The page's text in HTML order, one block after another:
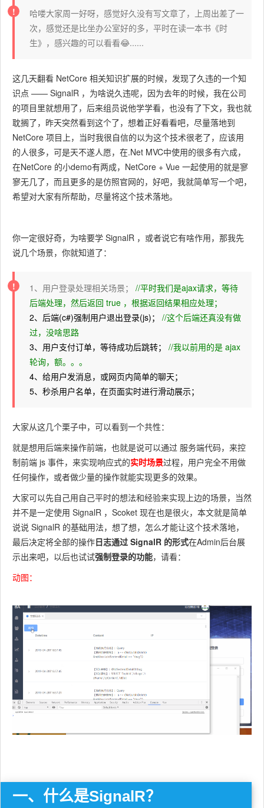
哈喽大家周一好呀，感觉好久没有写文章了，上周出差了一
次，感觉还是比坐办公室好的多，平时在读一本书《时
生》，感兴趣的可以看看😂......
这几天翻看 NetCore 相关知识扩展的时候，发现了久违的一个知
识点 —— SignalR ，为啥说久违呢，因为去年的时候，我在公司
的项目里就想用了，后来组员说他学学看，也没有了下文，我也就
耽搁了，昨天突然看到这个了，想着正好看看吧，尽量落地到
NetCore 项目上，当时我很自信的以为这个技术很老了，应该用
的人很多，可是天不遂人愿，在.Net MVC中使用的很多有六成，
在NetCore 的小demo有两成，NetCore + Vue 一起使用的就是寥
寥无几了，而且更多的是仿照官网的，好吧，我就简单写一个吧，
希望对大家有所帮助，尽量将这个技术落地。
你一定很好奇，为啥要学 SignalR ，或者说它有啥作用，那我先
说几个场景，你就知道了：
1、用户登录处理相关场景； //平时我们是ajax请求，等待
后端处理，然后返回 true ，根据返回结果相应处理；
2、后端(c#)强制用户退出登录(js)； //这个后端还真没有做
过，没啥思路
3、用户支付订单，等待成功后跳转；
//我以前用的是 ajax
轮询，额。。。
4、给用户发消息，或网页内简单的聊天；
5、秒杀用户名单，在页面实时进行滑动展示；
大家从这几个栗子中，可以看到一个共性：
就是想用后端来操作前端，也就是说可以通过 服务端代码，来控
制前端 js 事件，来实现响应式的实时场景过程，用户完全不用做
任何操作，或者做少量的操作就能实现更多的效果。
大家可以先自己用自己平时的想法和经验来实现上边的场景，当然
并不是一定使用 SignalR ，Scoket 现在也是很火，本文就是简单
说说 SignalR 的基础用法，想了想，怎么才能让这个技术落地，
最后决定将全部的操作日志通过 SignalR 的形式在Admin后台展
示出来吧，以后也试试强制登录的功能，请看：
动图：
一、什么是SignalR？